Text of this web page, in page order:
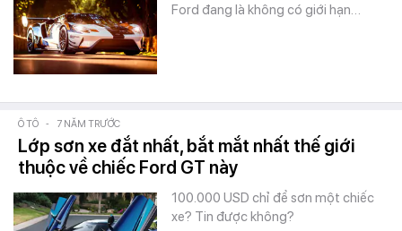
Ford đang là không có giới hạn…
Ô TÔ - 7 NĂM TRƯỚC
Lớp sơn xe đắt nhất, bắt mắt nhất thế giới
thuộc về chiếc Ford GT này
100.000 USD chỉ để sơn một chiếc
xe? Tin được không?